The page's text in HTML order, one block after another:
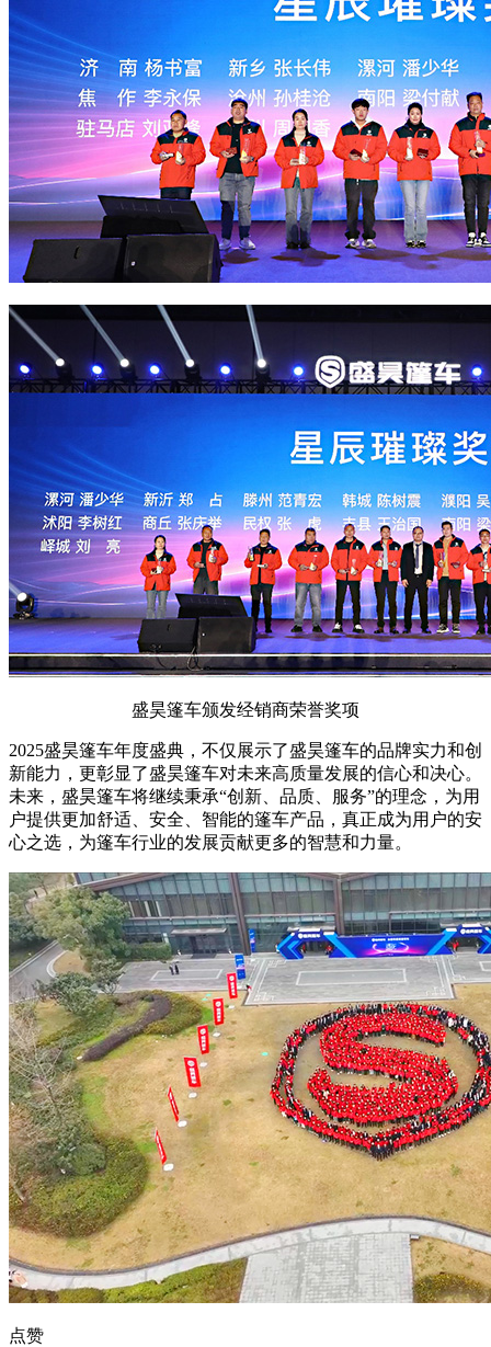
盛昊篷车颁发经销商荣誉奖项
2025盛昊篷车年度盛典，不仅展示了盛昊篷车的品牌实力和创
新能力，更彰显了盛昊篷车对未来高质量发展的信心和决心。
未来，盛昊篷车将继续秉承“创新、品质、服务”的理念，为用
户提供更加舒适、安全、智能的篷车产品，真正成为用户的安
心之选，为篷车行业的发展贡献更多的智慧和力量。
点赞